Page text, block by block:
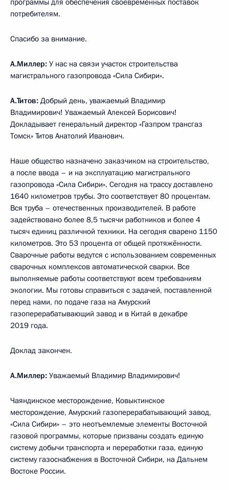
потребителям.
Спасибо за внимание.
А.Миллер: У нас на связи участок строительства
магистрального газопровода «Сила Сибири».
А.Титов: Добрый день, уважаемый Владимир
Владимирович! Уважаемый Алексей Борисович!
Докладывает генеральный директор «Газпром трансгаз
Томск» Титов Анатолий Иванович.
Наше общество назначено заказчиком на строительство,
а после ввода – и на эксплуатацию магистрального
газопровода «Сила Сибири». Сегодня на трассу доставлено
1640 километров трубы. Это соответствует 80 процентам.
Вся труба – отечественных производителей. В работе
задействовано более 8,5 тысячи работников и более 4
тысяч единиц различной техники. На сегодня сварено 1150
километров. Это 53 процента от общей протяжённости.
Сварочные работы ведутся с использованием современных
сварочных комплексов автоматической сварки. Все
выполняемые работы соответствуют всем требованиям
экологии. Мы готовы справиться с задачей, поставленной
перед нами, по подаче газа на Амурский
газоперерабатывающий завод и в Китай в декабре
2019 года.
Доклад закончен.
А.Миллер: Уважаемый Владимир Владимирович!
Чаяндинское месторождение, Ковыктинское
месторождение, Амурский газоперерабатывающий завод,
«Сила Сибири» – это неотъемлемые элементы Восточной
газовой программы, которые призваны создать единую
систему добычи транспорта и переработки газа, единую
систему газоснабжения в Восточной Сибири, на Дальнем
Востоке России.